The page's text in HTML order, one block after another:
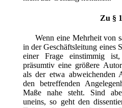
Zu §
Wenn eine Mehrheit von
in der Geschäftsleitung eines
einer Frage einstimmig
präsumtiv eine größere
als der etwa abweichenden
den betreffenden
Maße nahe steht. Sind
uneins, so geht den